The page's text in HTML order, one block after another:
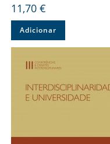
11,70 €
Adicionar